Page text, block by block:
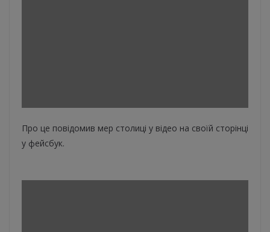
Про це повідомив мер столиці у відео на своїй сторінці
у фейсбук.